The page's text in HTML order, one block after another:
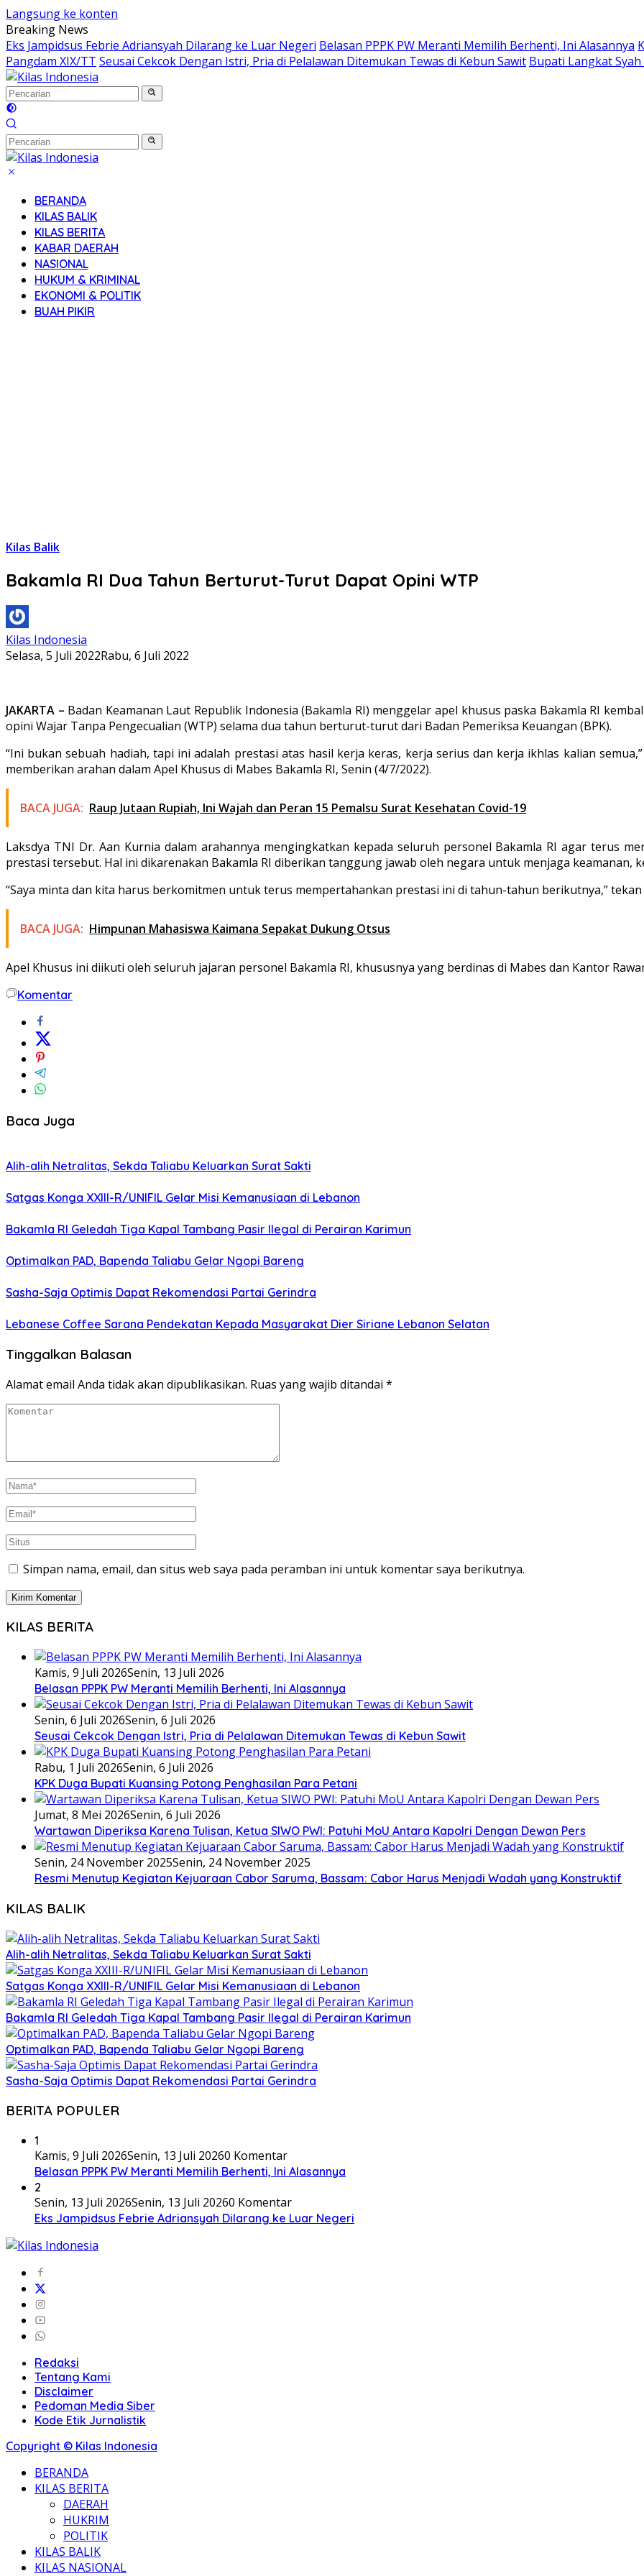
Langsung ke konten
Breaking News
Eks Jampidsus Febrie Adriansyah Dilarang ke Luar Negeri Belasan PPPK PW Meranti Memilih Berhenti, Ini Alasannya
Pangdam XIX/TT Seusai Cekcok Dengan Istri, Pria di Pelalawan Ditemukan Tewas di Kebun Sawit Bupati Langkat
BERANDA
KILAS BALIK
KILAS BERITA
KABAR DAERAH
NASIONAL
HUKUM & KRIMINAL
EKONOMI & POLITIK
BUAH PIKIR
Kilas Balik
Bakamla RI Dua Tahun Berturut-Turut Dapat Opini WTP
Kilas Indonesia
Selasa, 5 Juli 2022Rabu, 6 Juli 2022
JAKARTA – Badan Keamanan Laut Republik Indonesia (Bakamla RI) menggelar apel khusus paska Bakamla RI
opini Wajar Tanpa Pengecualian (WTP) selama dua tahun berturut-turut dari Badan Pemeriksa Keuangan (BPK).
“Ini bukan sebuah hadiah, tapi ini adalah prestasi atas hasil kerja keras, kerja serius dan kerja ikhlas kalian
memberikan arahan dalam Apel Khusus di Mabes Bakamla RI, Senin (4/7/2022).
BACA JUGA: Raup Jutaan Rupiah, Ini Wajah dan Peran 15 Pemalsu Surat Kesehatan Covid-19
Laksdya TNI Dr. Aan Kurnia dalam arahannya mengingkatkan kepada seluruh personel Bakamla RI agar terus
prestasi tersebut. Hal ini dikarenakan Bakamla RI diberikan tanggung jawab oleh negara untuk menjaga keamanan,
“Saya minta dan kita harus berkomitmen untuk terus mempertahankan prestasi ini di tahun-tahun berikutnya,”
BACA JUGA: Himpunan Mahasiswa Kaimana Sepakat Dukung Otsus
Apel Khusus ini diikuti oleh seluruh jajaran personel Bakamla RI, khususnya yang berdinas di Mabes dan Kantor
Komentar
Baca Juga
Alih-alih Netralitas, Sekda Taliabu Keluarkan Surat Sakti
Satgas Konga XXIII-R/UNIFIL Gelar Misi Kemanusiaan di Lebanon
Bakamla RI Geledah Tiga Kapal Tambang Pasir Ilegal di Perairan Karimun
Optimalkan PAD, Bapenda Taliabu Gelar Ngopi Bareng
Sasha-Saja Optimis Dapat Rekomendasi Partai Gerindra
Lebanese Coffee Sarana Pendekatan Kepada Masyarakat Dier Siriane Lebanon Selatan
Tinggalkan Balasan
Alamat email Anda tidak akan dipublikasikan. Ruas yang wajib ditandai *
Simpan nama, email, dan situs web saya pada peramban ini untuk komentar saya berikutnya.
KILAS BERITA
Kamis, 9 Juli 2026Senin, 13 Juli 2026
Belasan PPPK PW Meranti Memilih Berhenti, Ini Alasannya
Senin, 6 Juli 2026Senin, 6 Juli 2026
Seusai Cekcok Dengan Istri, Pria di Pelalawan Ditemukan Tewas di Kebun Sawit
Rabu, 1 Juli 2026Senin, 6 Juli 2026
KPK Duga Bupati Kuansing Potong Penghasilan Para Petani
Jumat, 8 Mei 2026Senin, 6 Juli 2026
Wartawan Diperiksa Karena Tulisan, Ketua SIWO PWI: Patuhi MoU Antara Kapolri Dengan Dewan Pers
Senin, 24 November 2025Senin, 24 November 2025
Resmi Menutup Kegiatan Kejuaraan Cabor Saruma, Bassam: Cabor Harus Menjadi Wadah yang Konstruktif
KILAS BALIK
Alih-alih Netralitas, Sekda Taliabu Keluarkan Surat Sakti
Satgas Konga XXIII-R/UNIFIL Gelar Misi Kemanusiaan di Lebanon
Bakamla RI Geledah Tiga Kapal Tambang Pasir Ilegal di Perairan Karimun
Optimalkan PAD, Bapenda Taliabu Gelar Ngopi Bareng
Sasha-Saja Optimis Dapat Rekomendasi Partai Gerindra
BERITA POPULER
1
Kamis, 9 Juli 2026Senin, 13 Juli 20260 Komentar
Belasan PPPK PW Meranti Memilih Berhenti, Ini Alasannya
2
Senin, 13 Juli 2026Senin, 13 Juli 20260 Komentar
Eks Jampidsus Febrie Adriansyah Dilarang ke Luar Negeri
Redaksi
Tentang Kami
Disclaimer
Pedoman Media Siber
Kode Etik Jurnalistik
Copyright © Kilas Indonesia
BERANDA
KILAS BERITA
DAERAH
HUKRIM
POLITIK
KILAS BALIK
KILAS NASIONAL